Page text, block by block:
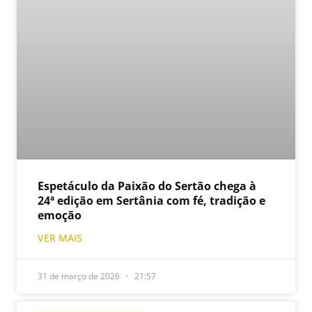
Espetáculo da Paixão do Sertão chega à
24ª edição em Sertânia com fé, tradição e
emoção
VER MAIS
31 de março de 2026 21:57